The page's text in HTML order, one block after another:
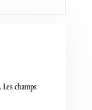
Les champs